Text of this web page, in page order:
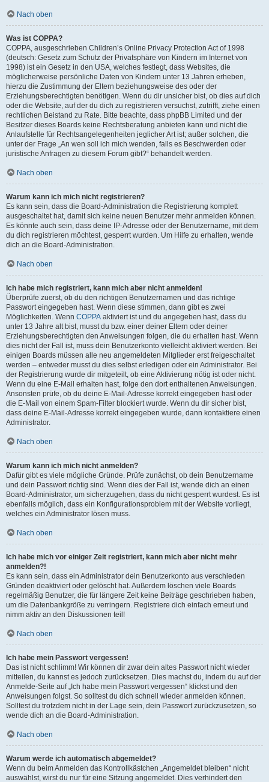
Nach oben
Was ist COPPA?
COPPA, ausgeschrieben Children’s Online Privacy Protection Act of 1998
(deutsch: Gesetz zum Schutz der Privatsphäre von Kindern im Internet von
1998) ist ein Gesetz in den USA, welches festlegt, dass Websites, die
möglicherweise persönliche Daten von Kindern unter 13 Jahren erheben,
hierzu die Zustimmung der Eltern beziehungsweise des oder der
Erziehungsberechtigten benötigen. Wenn du dir unsicher bist, ob dies auf dich
oder die Website, auf der du dich zu registrieren versuchst, zutrifft, ziehe einen
rechtlichen Beistand zu Rate. Bitte beachte, dass phpBB Limited und der
Besitzer dieses Boards keine Rechtsberatung anbieten kann und nicht die
Anlaufstelle für Rechtsangelegenheiten jeglicher Art ist; außer solchen, die
unter der Frage „An wen soll ich mich wenden, falls es Beschwerden oder
juristische Anfragen zu diesem Forum gibt?“ behandelt werden.
Nach oben
Warum kann ich mich nicht registrieren?
Es kann sein, dass die Board-Administration die Registrierung komplett
ausgeschaltet hat, damit sich keine neuen Benutzer mehr anmelden können.
Es könnte auch sein, dass deine IP-Adresse oder der Benutzername, mit dem
du dich registrieren möchtest, gesperrt wurden. Um Hilfe zu erhalten, wende
dich an die Board-Administration.
Nach oben
Ich habe mich registriert, kann mich aber nicht anmelden!
Überprüfe zuerst, ob du den richtigen Benutzernamen und das richtige
Passwort eingegeben hast. Wenn diese stimmen, dann gibt es zwei
Möglichkeiten. Wenn COPPA aktiviert ist und du angegeben hast, dass du
unter 13 Jahre alt bist, musst du bzw. einer deiner Eltern oder deiner
Erziehungsberechtigten den Anweisungen folgen, die du erhalten hast. Wenn
dies nicht der Fall ist, muss dein Benutzerkonto vielleicht aktiviert werden. Bei
einigen Boards müssen alle neu angemeldeten Mitglieder erst freigeschaltet
werden – entweder musst du dies selbst erledigen oder ein Administrator. Bei
der Registrierung wurde dir mitgeteilt, ob eine Aktivierung nötig ist oder nicht.
Wenn du eine E-Mail erhalten hast, folge den dort enthaltenen Anweisungen.
Ansonsten prüfe, ob du deine E-Mail-Adresse korrekt eingegeben hast oder
die E-Mail von einem Spam-Filter blockiert wurde. Wenn du dir sicher bist,
dass deine E-Mail-Adresse korrekt eingegeben wurde, dann kontaktiere einen
Administrator.
Nach oben
Warum kann ich mich nicht anmelden?
Dafür gibt es viele mögliche Gründe. Prüfe zunächst, ob dein Benutzername
und dein Passwort richtig sind. Wenn dies der Fall ist, wende dich an einen
Board-Administrator, um sicherzugehen, dass du nicht gesperrt wurdest. Es ist
ebenfalls möglich, dass ein Konfigurationsproblem mit der Website vorliegt,
welches ein Administrator lösen muss.
Nach oben
Ich habe mich vor einiger Zeit registriert, kann mich aber nicht mehr
anmelden?!
Es kann sein, dass ein Administrator dein Benutzerkonto aus verschieden
Gründen deaktiviert oder gelöscht hat. Außerdem löschen viele Boards
regelmäßig Benutzer, die für längere Zeit keine Beiträge geschrieben haben,
um die Datenbankgröße zu verringern. Registriere dich einfach erneut und
nimm aktiv an den Diskussionen teil!
Nach oben
Ich habe mein Passwort vergessen!
Das ist nicht schlimm! Wir können dir zwar dein altes Passwort nicht wieder
mitteilen, du kannst es jedoch zurücksetzen. Dies machst du, indem du auf der
Anmelde-Seite auf „Ich habe mein Passwort vergessen“ klickst und den
Anweisungen folgst. So solltest du dich schnell wieder anmelden können.
Solltest du trotzdem nicht in der Lage sein, dein Passwort zurückzusetzen, so
wende dich an die Board-Administration.
Nach oben
Warum werde ich automatisch abgemeldet?
Wenn du beim Anmelden das Kontrollkästchen „Angemeldet bleiben“ nicht
auswählst, wirst du nur für eine Sitzung angemeldet. Dies verhindert den